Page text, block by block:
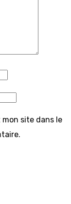
site dans le